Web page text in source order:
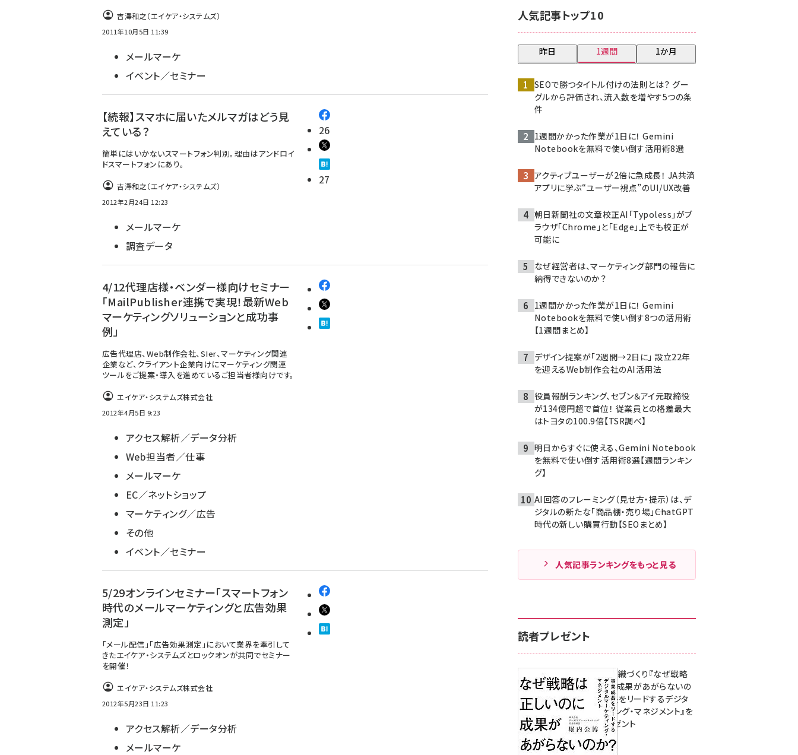
吉澤和之（エイケア・システムズ）
2011年10月5日 11:39
メールマーケ
イベント／セミナー
【続報】スマホに届いたメルマガはどう見
えている？
簡単にはいかないスマートフォン判別。理由はアンドロイ
ドスマートフォンにあり。
吉澤和之（エイケア・システムズ）
2012年2月24日 12:23
26
27
メールマーケ
調査データ
4/12代理店様・ベンダー様向けセミナー
「MailPublisher連携で実現！最新Web
マーケティングソリューションと成功事
例」
広告代理店、Web制作会社、SIer、マーケティング関連
企業など、クライアント企業向けにマーケティング関連
ツールをご提案・導入を進めているご担当者様向けです。
エイケア・システムズ株式会社
2012年4月5日 9:23
アクセス解析／データ分析
Web担当者／仕事
メールマーケ
EC／ネットショップ
マーケティング／広告
その他
イベント／セミナー
5/29オンラインセミナー「スマートフォン
時代のメールマーケティングと広告効果
測定」
「メール配信」「広告効果測定」において業界を牽引して
きたエイケア・システムズとロックオンが共同でセミナー
を開催！
エイケア・システムズ株式会社
2012年5月23日 11:23
アクセス解析／データ分析
メールマーケ
人気記事トップ10
昨日 1週間 1か月
SEOで勝つタイトル付けの法則とは？ グー
グルから評価され、流入数を増やす5つの条
件
1週間かかった作業が1日に！ Gemini
Notebookを無料で使い倒す活用術8選
アクティブユーザーが2倍に急成長！ JA共済
アプリに学ぶ“ユーザー視点”のUI/UX改善
朝日新聞社の文章校正AI「Typoless」がブ
ラウザ「Chrome」と「Edge」上でも校正が
可能に
なぜ経営者は、マーケティング部門の報告に
納得できないのか？
1週間かかった作業が1日に！ Gemini
Notebookを無料で使い倒す8つの活用術
【1週間まとめ】
デザイン提案が「2週間→2日に」 設立22年
を迎えるWeb制作会社のAI活用法
役員報酬ランキング、セブン＆アイ元取締役
が134億円超で首位！ 従業員との格差最大
はトヨタの100.9倍【TSR調べ】
明日からすぐに使える、Gemini Notebook
を無料で使い倒す活用術8選【週間ランキン
グ】
AI回答のフレーミング（見せ方・提示）は、デ
ジタルの新たな「商品棚・売り場」――ChatGPT
時代の新しい購買行動【SEOまとめ】
人気記事ランキングをもっと見る
読者プレゼント
成果を生む組織づくり『なぜ戦略
は正しいのに成果があがらないの
か？ 事業成長をリードするデジタ
ルマーケティング・マネジメント』を
3名様にプレゼント
8月7日 10:00